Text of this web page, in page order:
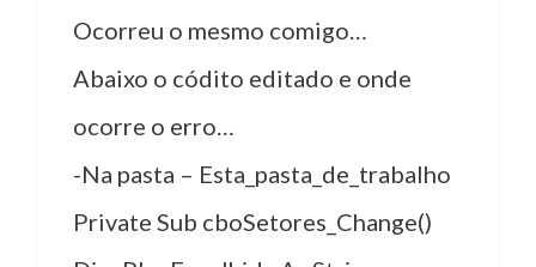
Ocorreu o mesmo comigo…
Abaixo o códito editado e onde
ocorre o erro…
-Na pasta – Esta_pasta_de_trabalho
Private Sub cboSetores_Change()